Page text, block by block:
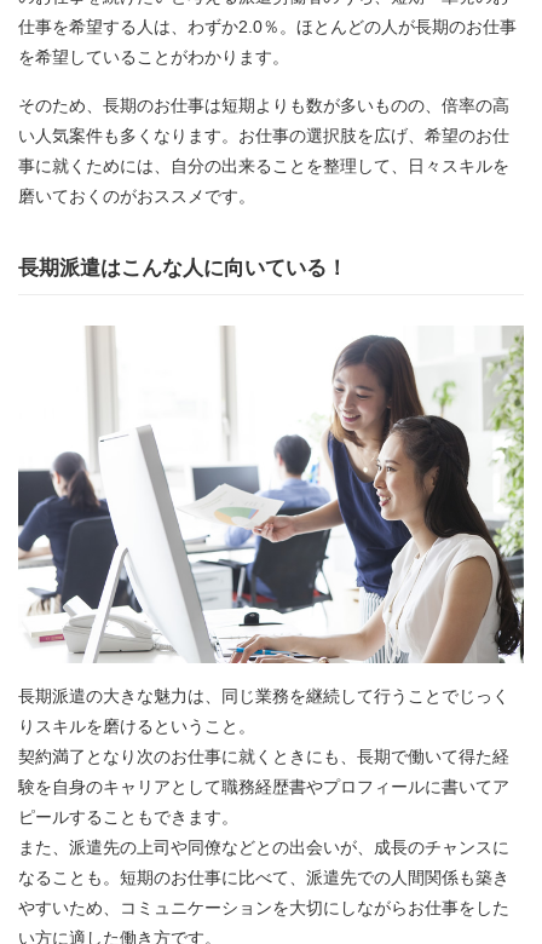
仕事を希望する人は、わずか2.0％。ほとんどの人が長期のお仕事
を希望していることがわかります。
そのため、長期のお仕事は短期よりも数が多いものの、倍率の高
い人気案件も多くなります。お仕事の選択肢を広げ、希望のお仕
事に就くためには、自分の出来ることを整理して、日々スキルを
磨いておくのがおススメです。
長期派遣はこんな人に向いている！
長期派遣の大きな魅力は、同じ業務を継続して行うことでじっく
りスキルを磨けるということ。
契約満了となり次のお仕事に就くときにも、長期で働いて得た経
験を自身のキャリアとして職務経歴書やプロフィールに書いてア
ピールすることもできます。
また、派遣先の上司や同僚などとの出会いが、成長のチャンスに
なることも。短期のお仕事に比べて、派遣先での人間関係も築き
やすいため、コミュニケーションを大切にしながらお仕事をした
い方に適した働き方です。